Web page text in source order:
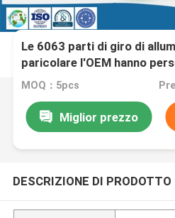
Le 6063 parti di giro di
paricolare l'OEM hanno
dimensione
MOQ：5pcs
Miglior prezzo
DESCRIZIONE DI PRODOTTO